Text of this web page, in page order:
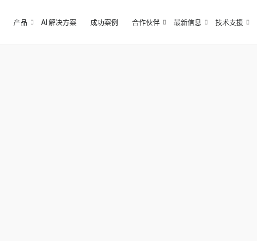
产品 AI 解决方案 成功案例 合作伙伴 最新信息 技术支援